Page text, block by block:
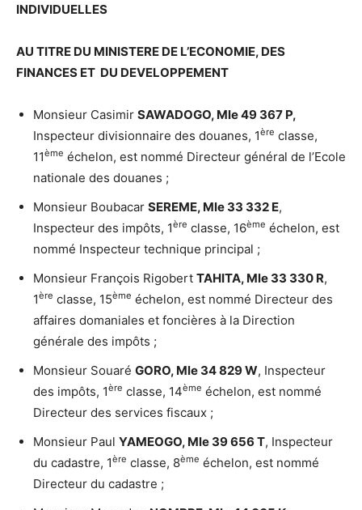
INDIVIDUELLES
AU TITRE DU MINISTERE DE L’ECONOMIE, DES
FINANCES ET DU DEVELOPPEMENT
Monsieur Casimir SAWADOGO, Mle 49 367 P,
Inspecteur divisionnaire des douanes, 1ère classe,
11ème échelon, est nommé Directeur général de l’Ecole
nationale des douanes ;
Monsieur Boubacar SEREME, Mle 33 332 E,
Inspecteur des impôts, 1ère classe, 16ème échelon, est
nommé Inspecteur technique principal ;
Monsieur François Rigobert TAHITA, Mle 33 330 R,
1ère classe, 15ème échelon, est nommé Directeur des
affaires domaniales et foncières à la Direction
générale des impôts ;
Monsieur Souaré GORO, Mle 34 829 W, Inspecteur
des impôts, 1ère classe, 14ème échelon, est nommé
Directeur des services fiscaux ;
Monsieur Paul YAMEOGO, Mle 39 656 T, Inspecteur
du cadastre, 1ère classe, 8ème échelon, est nommé
Directeur du cadastre ;